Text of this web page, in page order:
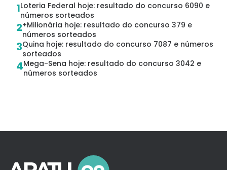
1Loteria Federal hoje: resultado do concurso 6090 e
números sorteados
2+Milionária hoje: resultado do concurso 379 e
números sorteados
3Quina hoje: resultado do concurso 7087 e números
sorteados
4Mega-Sena hoje: resultado do concurso 3042 e
números sorteados